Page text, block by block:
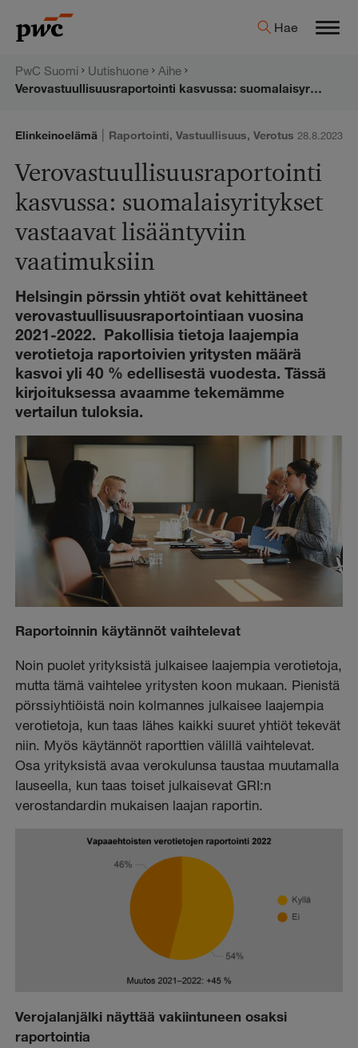
sisältöön
PwC:n
Hae
PwC Suomi Uutishuone
Aihe
Verovastuullisuusraportointi kasvussa: suomalaisyritykset vastaavat lisääntyviin vaatimuksiin
Elinkeinoelämä | Raportointi,Vastuullisuus,Verotus 28.8.2023
Verovastuullisuusraportointi
kasvussa: suomalaisyritykset
vastaavat lisääntyviin
vaatimuksiin
Helsingin pörssin yhtiöt ovat kehittäneet
verovastuullisuusraportointiaan vuosina
2021-2022. Pakollisia tietoja laajempia
verotietoja raportoivien yritysten määrä
kasvoi yli 40 % edellisestä vuodesta. Tässä
kirjoituksessa avaamme tekemämme
vertailun tuloksia.
Raportoinnin käytännöt vaihtelevat
Noin puolet yrityksistä julkaisee laajempia verotietoja,
mutta tämä vaihtelee yritysten koon mukaan. Pienistä
pörssiyhtiöistä noin kolmannes julkaisee laajempia
verotietoja, kun taas lähes kaikki suuret yhtiöt tekevät
niin. Myös käytännöt raporttien välillä vaihtelevat.
Osa yrityksistä avaa verokulunsa taustaa muutamalla
lauseella, kun taas toiset julkaisevat GRI:n
verostandardin mukaisen laajan raportin.
Verojalanjälki näyttää vakiintuneen osaksi
raportointia